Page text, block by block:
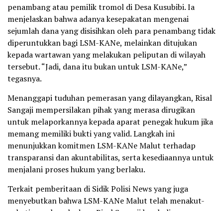
penambang atau pemilik tromol di Desa Kusubibi. Ia
menjelaskan bahwa adanya kesepakatan mengenai
sejumlah dana yang disisihkan oleh para penambang tidak
diperuntukkan bagi LSM-KANe, melainkan ditujukan
kepada wartawan yang melakukan peliputan di wilayah
tersebut. “Jadi, dana itu bukan untuk LSM-KANe,”
tegasnya.
Menanggapi tuduhan pemerasan yang dilayangkan, Risal
Sangaji mempersilakan pihak yang merasa dirugikan
untuk melaporkannya kepada aparat penegak hukum jika
memang memiliki bukti yang valid. Langkah ini
menunjukkan komitmen LSM-KANe Malut terhadap
transparansi dan akuntabilitas, serta kesediaannya untuk
menjalani proses hukum yang berlaku.
Terkait pemberitaan di Sidik Polisi News yang juga
menyebutkan bahwa LSM-KANe Malut telah menakut-